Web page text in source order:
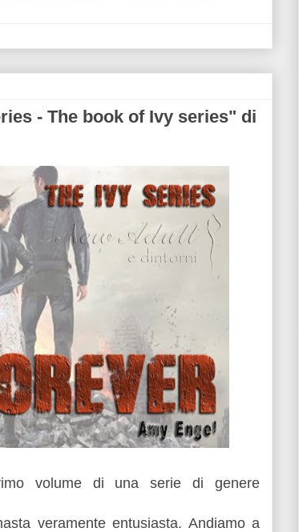
- The book of Ivy series" di
volume di una serie di genere
veramente entusiasta. Andiamo a